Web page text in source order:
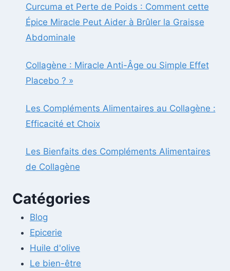
Curcuma et Perte de Poids : Comment cette
Épice Miracle Peut Aider à Brûler la Graisse
Abdominale
Collagène : Miracle Anti-Âge ou Simple Effet
Placebo ? »
Les Compléments Alimentaires au Collagène :
Efficacité et Choix
Les Bienfaits des Compléments Alimentaires
de Collagène
Catégories
Blog
Epicerie
Huile d'olive
Le bien-être